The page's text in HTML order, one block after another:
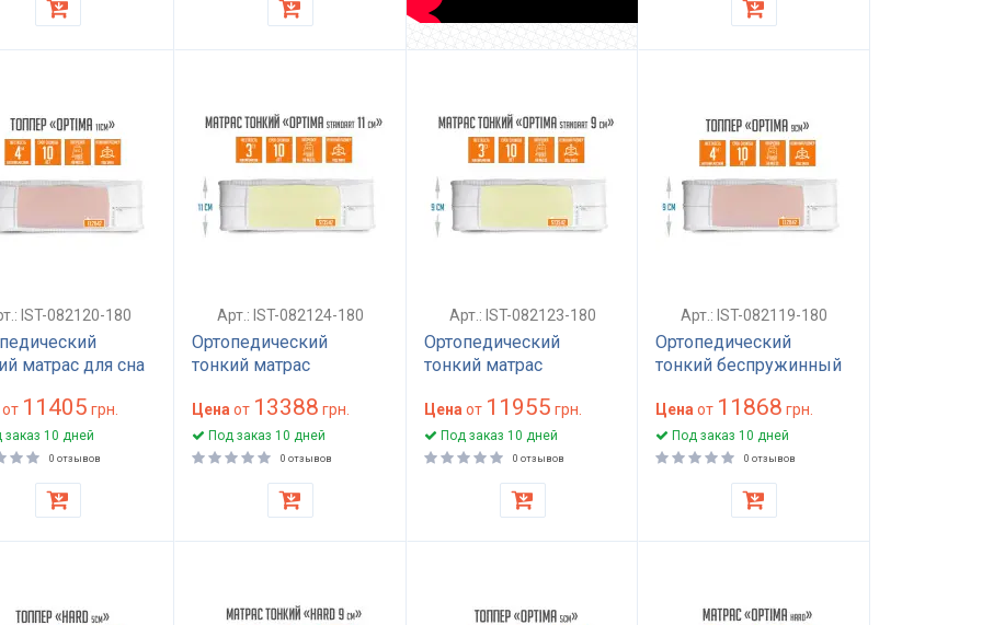
IST-082120-180
матрас для сна
матрас
Оптима
от 11405 грн.
заказ 10 дней
0 отзывов
Арт.: IST-082124-180
Ортопедический
тонкий матрас
средней жесткости с
латексированной пеной
180x200 см высота 11
см Оптима Стандарт
Цена от 13388 грн.
Под заказ 10 дней
0 отзывов
Арт.: IST-082123-180
Ортопедический
тонкий матрас
средней жесткости
180x200 см высота 9
см для сна Оптима
Цена от 11955 грн.
Под заказ 10 дней
0 отзывов
Арт.: IST-082119-180
Ортопедический
тонкий беспружинный
180x200 для дивана
средней жесткости
Оптима
Цена от 11868 грн.
Под заказ 10 дней
0 отзывов